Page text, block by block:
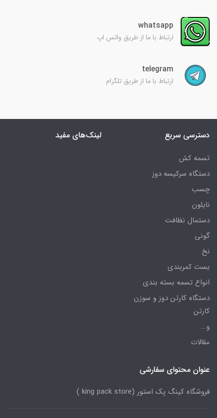
whatsapp
ارتباط با ما از طریق واتس اپ
telegram
ارتباط با ما از طریق تلگرام
دسترسی سریع
تسمه کش
دستگاه سرکیسه دوز
چسب
نایلون
دستمال نظافت
گونی
نخ
بست کمربندی
انواع تسمه بسته بندی
دستگاه کارتن دوز و سوزن
کارتن
و...
مقالات
لینک‌های مفید
عنوان محتوای سفارشی
فروشگاه کینگ پک استور (king pack store )